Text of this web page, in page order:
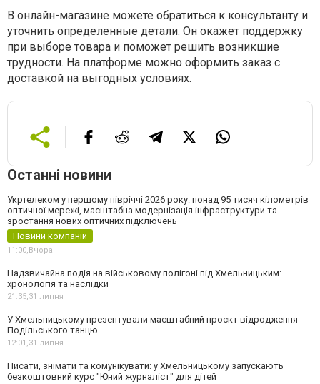
В онлайн-магазине можете обратиться к консультанту и
уточнить определенные детали. Он окажет поддержку
при выборе товара и поможет решить возникшие
трудности. На платформе можно оформить заказ с
доставкой на выгодных условиях.
Останні новини
Укртелеком у першому півріччі 2026 року: понад 95 тисяч кілометрів
оптичної мережі, масштабна модернізація інфраструктури та
зростання нових оптичних підключень
Новини компаній
11:00,Вчора
Надзвичайна подія на військовому полігоні під Хмельницьким:
хронологія та наслідки
21:35,31 липня
У Хмельницькому презентували масштабний проєкт відродження
Подільського танцю
12:01,31 липня
Писати, знімати та комунікувати: у Хмельницькому запускають
безкоштовний курс "Юний журналіст" для дітей